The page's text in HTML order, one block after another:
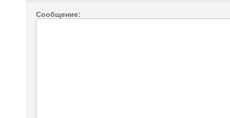
Сообщение: